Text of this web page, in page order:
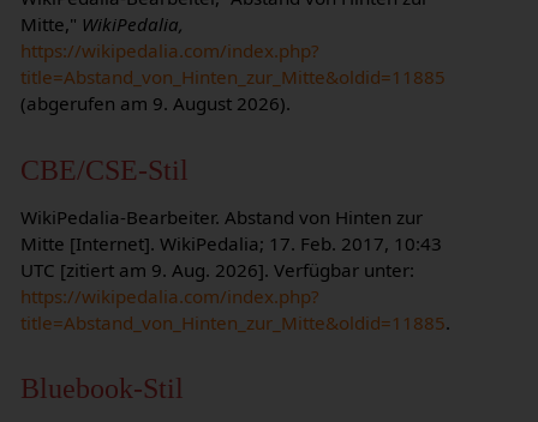
Mitte," WikiPedalia,
https://wikipedalia.com/index.php?
title=Abstand_von_Hinten_zur_Mitte&oldid=11885
(abgerufen am 9. August 2026).
CBE/CSE-Stil
WikiPedalia-Bearbeiter. Abstand von Hinten zur
Mitte [Internet]. WikiPedalia; 17. Feb. 2017, 10:43
UTC [zitiert am 9. Aug. 2026]. Verfügbar unter:
https://wikipedalia.com/index.php?
title=Abstand_von_Hinten_zur_Mitte&oldid=11885.
Bluebook-Stil